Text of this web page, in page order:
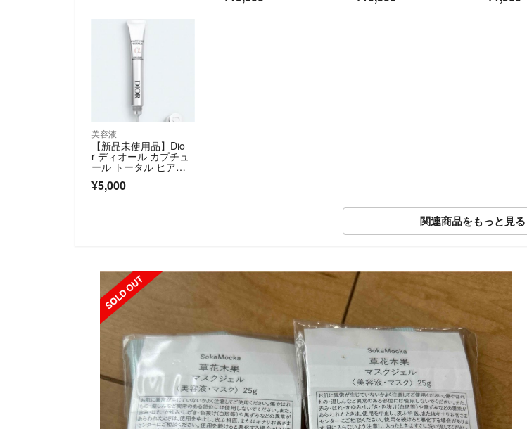
美容液
【新品未使用品】Dio
r ディオール カプチュ
ール トータル ヒア
¥5,000
関連商品をもっと見る